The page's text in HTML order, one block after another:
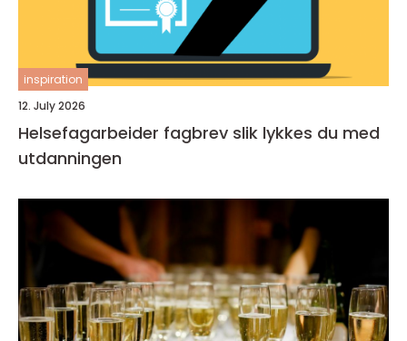
inspiration
12. July 2026
Helsefagarbeider fagbrev slik lykkes du med
utdanningen